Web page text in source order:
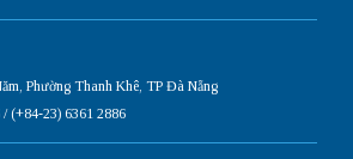
Phường Thanh Khê, TP Đà Nẵng
(+84-23) 6361 2886